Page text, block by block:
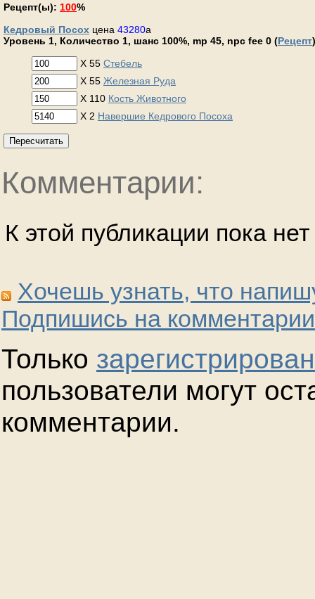
Рецепт(ы): 100%
Кедровый Посох цена 43280a
Уровень 1, Количество 1, шанс 100%, mp 45, npc fee 0 (Рецепт)
X 55 Стебель
X 55 Железная Руда
X 110 Кость Животного
X 2 Навершие Кедрового Посоха
Пересчитать
Комментарии:
К этой публикации пока
Хочешь узнать, что
Подпишись на
Только
пользователи могут
комментарии.